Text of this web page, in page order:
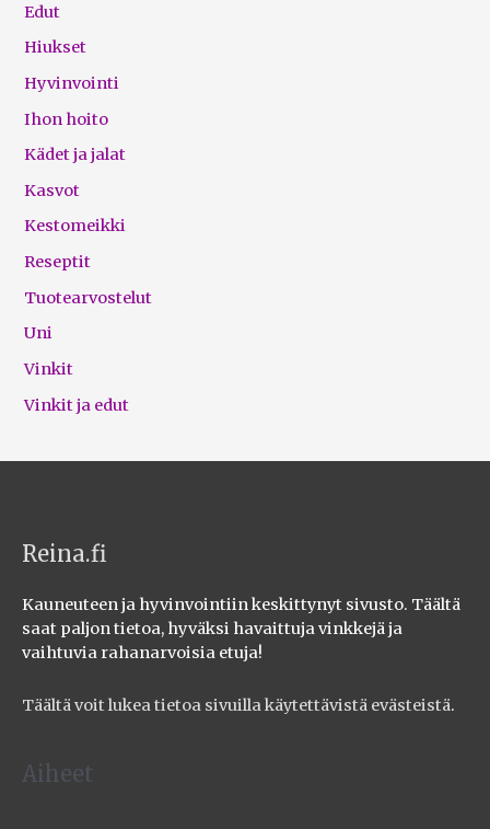
Edut
Hiukset
Hyvinvointi
Ihon hoito
Kädet ja jalat
Kasvot
Kestomeikki
Reseptit
Tuotearvostelut
Uni
Vinkit
Vinkit ja edut
Reina.fi
Kauneuteen ja hyvinvointiin keskittynyt sivusto. Täältä
saat paljon tietoa, hyväksi havaittuja vinkkejä ja
vaihtuvia rahanarvoisia etuja!
Täältä voit lukea tietoa sivuilla käytettävistä evästeistä.
Aiheet